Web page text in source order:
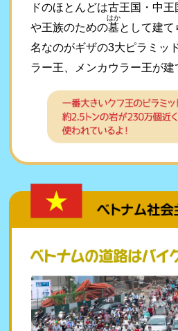
ドのほとんどは古王国・中
や王族のための墓
はか
として建
名なのがギザの3大ピラミッ
ラー王、メンカウラー王が建